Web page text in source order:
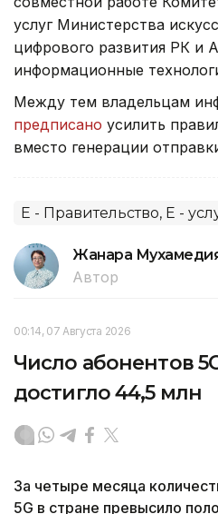
услуг Министерства
цифрового развития РК и
информационные
Между тем владельцам
предписано усилить
вместо генерации
E - Правительство, E -
Жанара
Автор
00:14, 07 Августа 2026
Число абонентов
достигло 44,5 млн
За четыре месяца
5G в стране превысило